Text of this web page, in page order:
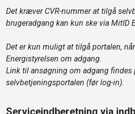
Det kræver CVR-nummer at tilgå
brugeradgang kan kun ske via MitID
Det er kun muligt at tilgå portalen,
Energistyrelsen om adgang.
Link til ansøgning om adgang findes
selvbetjeningsportalen (før log-in).
Serviceindberetning via